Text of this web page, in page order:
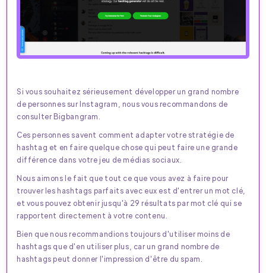
Si vous souhaitez sérieusement développer un grand nombre
de personnes sur Instagram, nous vous recommandons de
consulter Bigbangram.
Ces personnes savent comment adapter votre stratégie de
hashtag et en faire quelque chose qui peut faire une grande
différence dans votre jeu de médias sociaux.
Nous aimons le fait que tout ce que vous avez à faire pour
trouver les hashtags parfaits avec eux est d'entrer un mot clé,
et vous pouvez obtenir jusqu'à 29 résultats par mot clé qui se
rapportent directement à votre contenu.
Bien que nous recommandions toujours d'utiliser moins de
hashtags que d'en utiliser plus, car un grand nombre de
hashtags peut donner l'impression d'être du spam.